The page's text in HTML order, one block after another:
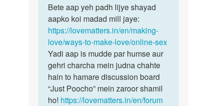
to
Online
sex
karne
ke
liye
kya…
by
ROSHAN
Bete
aap
yeh
padh
lijye…
Bete aap yeh padh lijye shayad
aapko koi madad mill jaye:
https://lovematters.in/en/making-
love/ways-to-make-love/online-sex
Yadi aap is mudde par humse aur
gehri charcha mein judna chahte
hain to hamare discussion board
“Just Poocho” mein zaroor shamil
ho! https://lovematters.in/en/forum